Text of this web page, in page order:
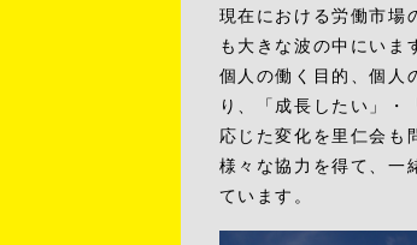
現在における労働市場
も大きな波の中にいま
個人の働く目的、個人
り、「成長したい」・
応じた変化を里仁会も
様々な協力を得て、一
ています。